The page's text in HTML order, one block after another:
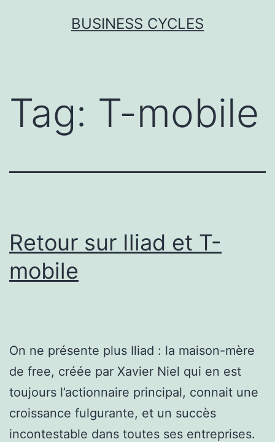
BUSINESS CYCLES
Tag: T-mobile
Retour sur Iliad et T-
mobile
On ne présente plus Iliad : la maison-mère
de free, créée par Xavier Niel qui en est
toujours l’actionnaire principal, connait une
croissance fulgurante, et un succès
incontestable dans toutes ses entreprises.